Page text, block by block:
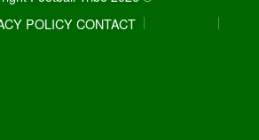
CONTACT
POLICY